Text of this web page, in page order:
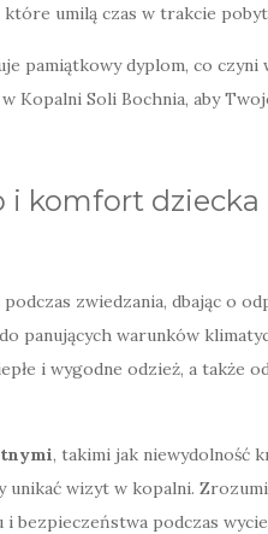
umilą czas w trakcie
pamiątkowy dyplom, co czyni
Kopalni Soli Bochnia, aby
i komfort dziecka
zwiedzania, dbając o
panujących warunków
i wygodne odzież, a także
, takimi jak niewydolność
unikać wizyt w kopalni.
bezpieczeństwa podczas